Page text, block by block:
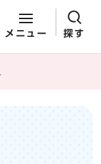
メニュー 探す